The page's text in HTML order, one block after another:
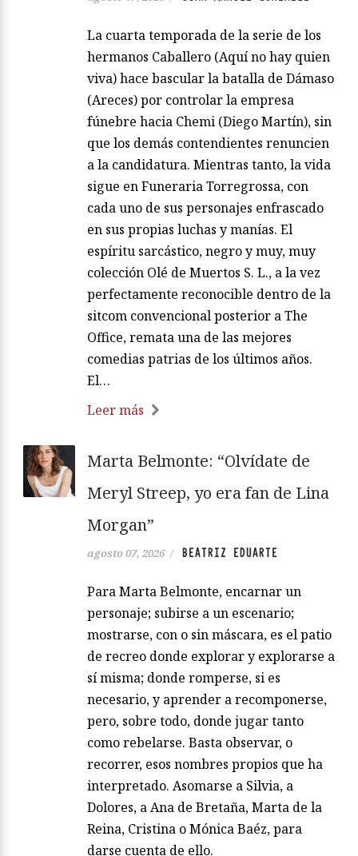
La cuarta temporada de la serie de los
hermanos Caballero (Aquí no hay quien
viva) hace bascular la batalla de Dámaso
(Areces) por controlar la empresa
fúnebre hacia Chemi (Diego Martín), sin
que los demás contendientes renuncien
a la candidatura. Mientras tanto, la vida
sigue en Funeraria Torregrossa, con
cada uno de sus personajes enfrascado
en sus propias luchas y manías. El
espíritu sarcástico, negro y muy, muy
colección Olé de Muertos S. L., a la vez
perfectamente reconocible dentro de la
sitcom convencional posterior a The
Office, remata una de las mejores
comedias patrias de los últimos años.
El…
Leer más
Marta Belmonte: “Olvídate de
Meryl Streep, yo era fan de Lina
Morgan”
agosto 07, 2026 / BEATRIZ EDUARTE
Para Marta Belmonte, encarnar un
personaje; subirse a un escenario;
mostrarse, con o sin máscara, es el patio
de recreo donde explorar y explorarse a
sí misma; donde romperse, si es
necesario, y aprender a recomponerse,
pero, sobre todo, donde jugar tanto
como rebelarse. Basta observar, o
recorrer, esos nombres propios que ha
interpretado. Asomarse a Silvia, a
Dolores, a Ana de Bretaña, Marta de la
Reina, Cristina o Mónica Baéz, para
darse cuenta de ello.